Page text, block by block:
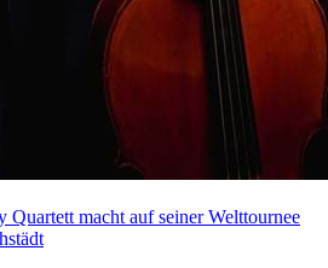
Quartett macht auf seiner Welttournee